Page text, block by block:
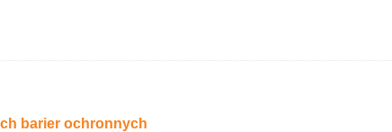
barier ochronnych